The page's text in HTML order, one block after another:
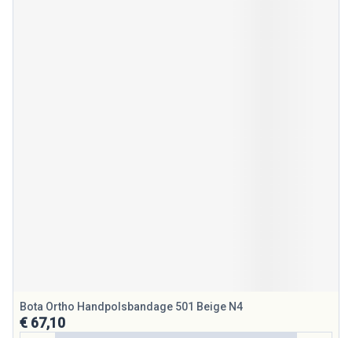
Bota Ortho Handpolsbandage 501 Beige N4
€ 67,10